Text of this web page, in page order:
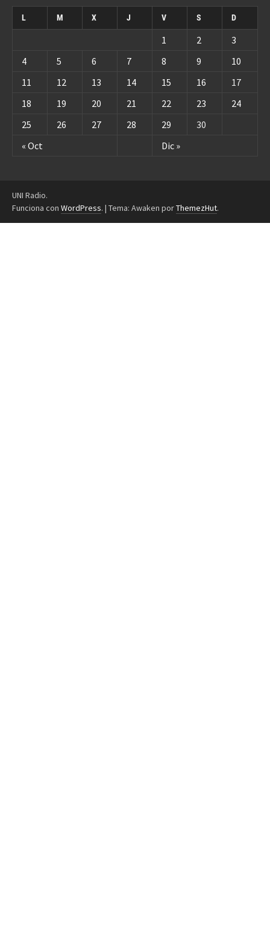
L M X J V S D
« Oct Dic »
1 2
3
4
5 6 7 8 9
10
11
12 13 14 15 16
17
18
19 20 21 22 23
24
25
26 27 28 29 30
UNI Radio.
Funciona con WordPress. | Tema: Awaken porThemezHut.